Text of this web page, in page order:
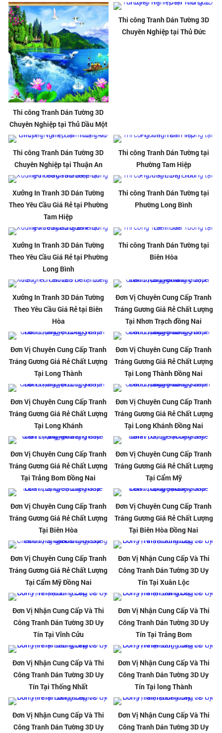
Thi công Tranh Dán Tường 3D
Chuyên Nghiệp tại Thủ Dầu Một
Thi công Tranh Dán Tường 3D
Chuyên Nghiệp tại Thủ Đức
Thi công Tranh Dán Tường 3D
Chuyên Nghiệp tại Thuận An
Thi công Tranh Dán Tường tại
Phường Tam Hiệp
Xưởng In Tranh 3D Dán Tường
Theo Yêu Cầu Giá Rẻ tại Phường
Tam Hiệp
Thi công Tranh Dán Tường tại
Phường Long Bình
Xưởng In Tranh 3D Dán Tường
Theo Yêu Cầu Giá Rẻ tại Phường
Long Bình
Thi công Tranh Dán Tường tại
Biên Hòa
Xưởng In Tranh 3D Dán Tường
Theo Yêu Cầu Giá Rẻ tại Biên
Hòa
Đơn Vị Chuyên Cung Cấp Tranh
Tráng Gương Giá Rẻ Chất Lượng
Tại Nhơn Trạch đồng Nai
Đơn Vị Chuyên Cung Cấp Tranh
Tráng Gương Giá Rẻ Chất Lượng
Tại Long Thành
Đơn Vị Chuyên Cung Cấp Tranh
Tráng Gương Giá Rẻ Chất Lượng
Tại Long Thành Đồng Nai
Đơn Vị Chuyên Cung Cấp Tranh
Tráng Gương Giá Rẻ Chất Lượng
Tại Long Khánh
Đơn Vị Chuyên Cung Cấp Tranh
Tráng Gương Giá Rẻ Chất Lượng
Tại Long Khánh Đồng Nai
Đơn Vị Chuyên Cung Cấp Tranh
Tráng Gương Giá Rẻ Chất Lượng
Tại Trảng Bom Đồng Nai
Đơn Vị Chuyên Cung Cấp Tranh
Tráng Gương Giá Rẻ Chất Lượng
Tại Cẩm Mỹ
Đơn Vị Chuyên Cung Cấp Tranh
Tráng Gương Giá Rẻ Chất Lượng
Tại Biên Hòa
Đơn Vị Chuyên Cung Cấp Tranh
Tráng Gương Giá Rẻ Chất Lượng
Tại Biên Hòa Đồng Nai
Đơn Vị Chuyên Cung Cấp Tranh
Tráng Gương Giá Rẻ Chất Lượng
Tại Cẩm Mỹ Đồng Nai
Đơn Vị Nhận Cung Cấp Và Thi
Công Tranh Dán Tường 3D Uy
Tín Tại Xuân Lộc
Đơn Vị Nhận Cung Cấp Và Thi
Công Tranh Dán Tường 3D Uy
Tín Tại Vĩnh Cửu
Đơn Vị Nhận Cung Cấp Và Thi
Công Tranh Dán Tường 3D Uy
Tín Tại Trảng Bom
Đơn Vị Nhận Cung Cấp Và Thi
Công Tranh Dán Tường 3D Uy
Tín Tại Thống Nhất
Đơn Vị Nhận Cung Cấp Và Thi
Công Tranh Dán Tường 3D Uy
Tín Tại long Thành
Đơn Vị Nhận Cung Cấp Và Thi
Công Tranh Dán Tường 3D Uy
Đơn Vị Nhận Cung Cấp Và Thi
Công Tranh Dán Tường 3D Uy